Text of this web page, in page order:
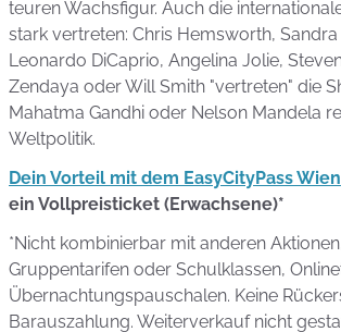
teuren Wachsfigur. Auch die
stark vertreten: Chris Hemsworth,
Leonardo DiCaprio, Angelina Jolie,
Zendaya oder Will Smith "vertreten" die
Mahatma Gandhi oder Nelson Mandela
Weltpolitik.
Dein Vorteil mit dem EasyCityPass Wien
ein Vollpreisticket (Erwachsene)*
*Nicht kombinierbar mit anderen
Gruppentarifen oder Schulklassen,
Übernachtungspauschalen. Keine
Barauszahlung. Weiterverkauf nicht